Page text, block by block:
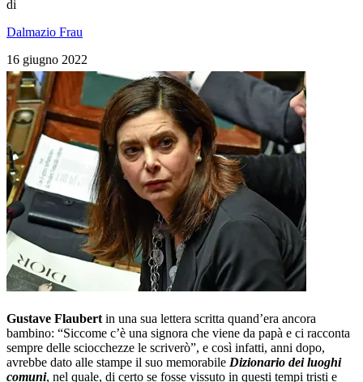
di
Dalmazio Frau
16 giugno 2022
Gustave Flaubert in una sua lettera scritta quand’era ancora
bambino: “Siccome c’è una signora che viene da papà e ci racconta
sempre delle sciocchezze le scriverò”, e così infatti, anni dopo,
avrebbe dato alle stampe il suo memorabile Dizionario dei luoghi
comuni, nel quale, di certo se fosse vissuto in questi tempi tristi e